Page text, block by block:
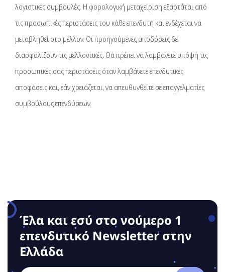
λογιστικές συμβουλές. Η φορολογική μεταχείριση εξαρτάται από
τις προσωπικές περιστάσεις του κάθε επενδυτή και ενδέχεται να
μεταβληθεί στο μέλλον. Οι προηγούμενες αποδόσεις δε
διασφαλίζουν τις μελλοντικές. Θα πρέπει να λαμβάνετε υπόψη τις
προσωπικές σας περιστάσεις όταν λαμβάνετε επενδυτικές
αποφάσεις και, εάν χρειάζεται, να απευθυνθείτε σε επαγγελματίες
συμβούλους επενδύσεων.
Έλα και εσύ στο νούμερο 1
επενδυτικό Νewsletter στην
Ελλάδα